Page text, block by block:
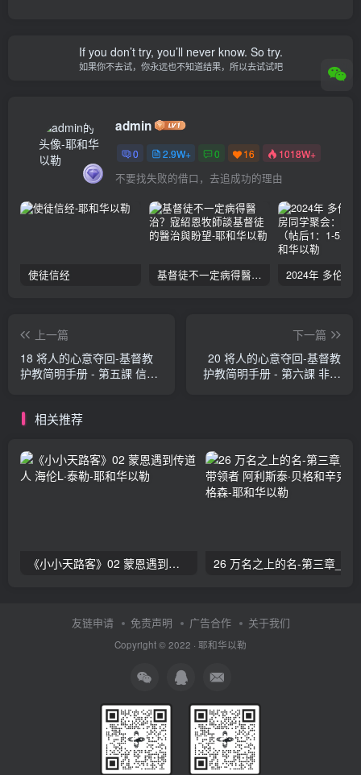
If you don’t try, you’ll never know. So try.
如果你不去试，你永远也不知道结果，所以去试试吧
admin
0 2.9W+ 0 16 1018W+
不要找失败的借口，去追成功的理由
使徒信经 基督徒不一定病得醫治？寇紹恩牧師談基督徒的醫治與盼望
上一篇
18 将人的心意夺回-基督教
护教简明手册 - 第五課 信徒
下一篇
20 将人的心意夺回-基督教
护教简明手册 - 第六課 非基
相关推荐
《小小天路客》02 蒙恩遇到传道人 海伦L·泰勒
友链申请 免责声明 广告合作 关于我们
Copyright © 2022 · 耶和华以勒